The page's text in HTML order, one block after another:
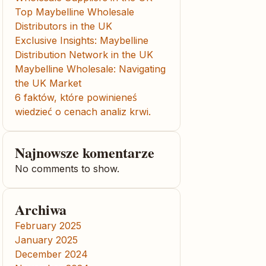
Top Maybelline Wholesale
Distributors in the UK
Exclusive Insights: Maybelline
Distribution Network in the UK
Maybelline Wholesale: Navigating
the UK Market
6 faktów, które powinieneś
wiedzieć o cenach analiz krwi.
Najnowsze komentarze
No comments to show.
Archiwa
February 2025
January 2025
December 2024